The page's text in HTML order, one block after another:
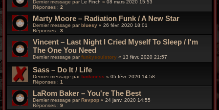
Dernier message par Le Finch « 08 mars 2020 15:53
Réponses : 2
Marty Moore – Radiation Funk / A New Star
Dernier message parbluesy « 26 févr. 2020 18:01
Réponses : 3
Vincent – Last Night I Cried Myself To Sleep / I'm
The One You Need
Dernier message par funkysoulstory « 13 févr. 2020 21:57
Sass – Do It / Life
Dernier message parfunkiness « 05 févr. 2020 14:58
Réponses : 1
LaRom Baker ‎– You're The Best
Dernier message par Revpop « 24 janv. 2020 14:55
Réponses : 9